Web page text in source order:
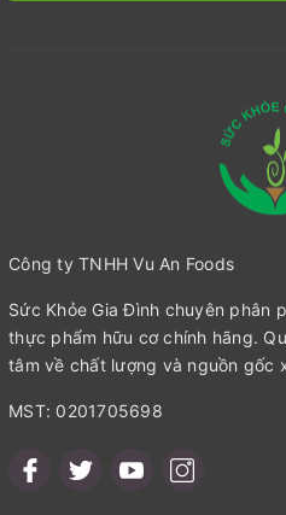
Công ty TNHH Vu An Foods
Sức Khỏe Gia Đình chuyên phân
thực phẩm hữu cơ chính hãng.
tâm về chất lượng và nguồn gốc
MST: 0201705698